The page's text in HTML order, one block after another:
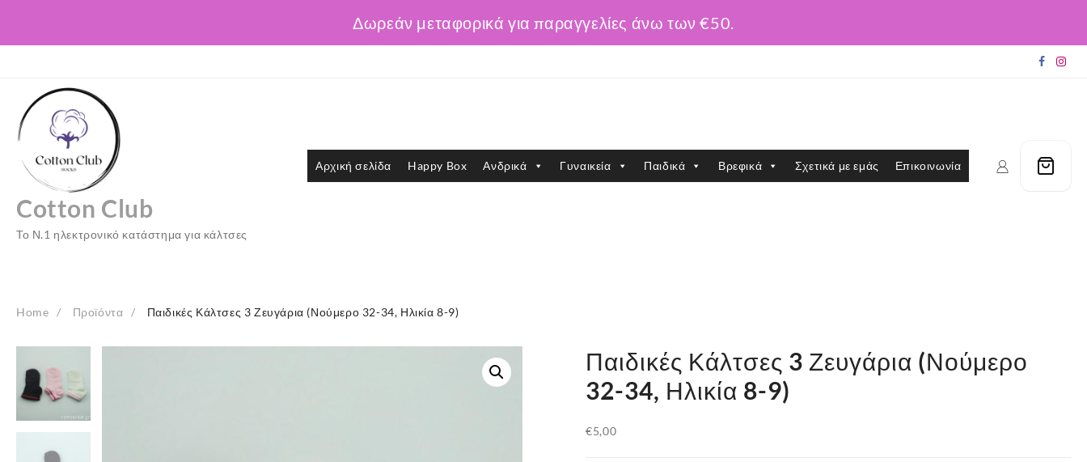
Δωρεάν μεταφορικά για παραγγελίες άνω των €50.
content
Cotton Club
Το Ν.1 ηλεκτρονικό κατάστημα για κάλτσες
Αρχική σελίδα Happy Box Ανδρικά Γυναικεία Παιδικά Βρεφικά Σχετικά με εμάς Επικοινωνία
Home Προϊόντα Παιδικές Κάλτσες 3 Ζευγάρια (Νούμερο 32-34, Ηλικία 8-9)
Παιδικές Κάλτσες 3 Ζευγάρια (Νούμερο
32-34, Ηλικία 8-9)
€5,00